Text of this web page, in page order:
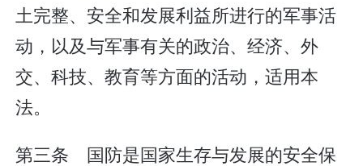
土完整、安全和发展利益所进行的军事活
动，以及与军事有关的政治、经济、外
交、科技、教育等方面的活动，适用本
法。
第三条 国防是国家生存与发展的安全保